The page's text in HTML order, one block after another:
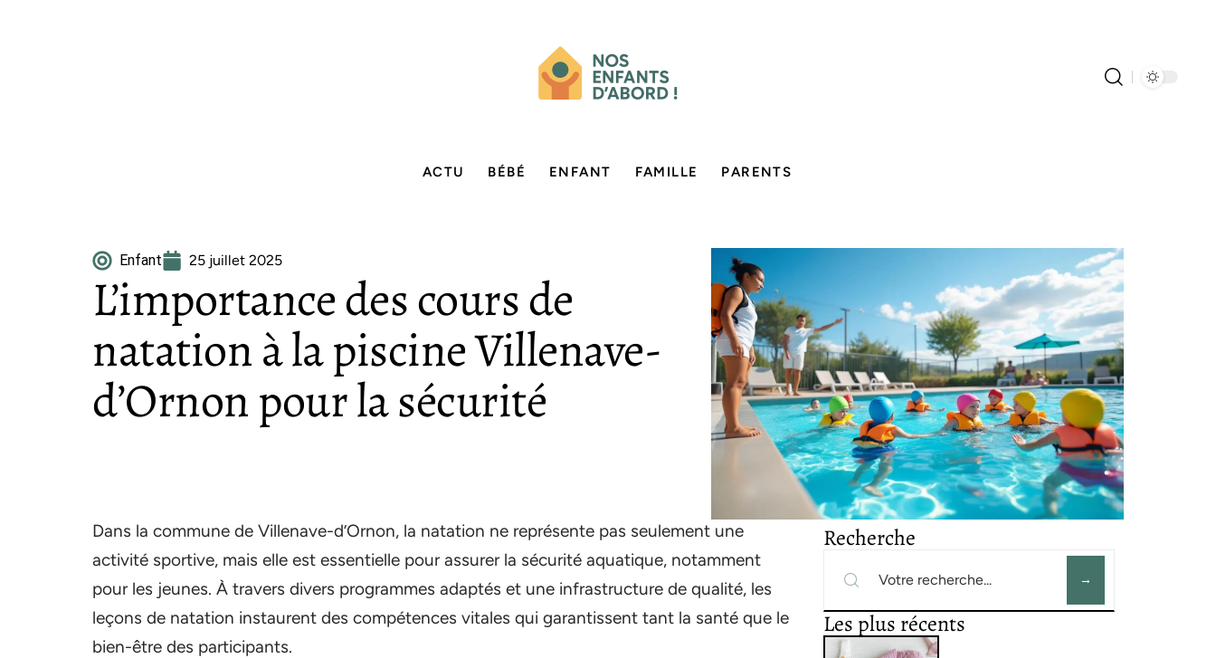
ACTU BÉBÉ ENFANT FAMILLE PARENTS
Enfant 25 juillet 2025
L’importance des cours de
natation à la piscine Villenave-
d’Ornon pour la sécurité
Dans la commune de Villenave-d’Ornon, la natation ne représente pas seulement une
activité sportive, mais elle est essentielle pour assurer la sécurité aquatique, notamment
pour les jeunes. À travers divers programmes adaptés et une infrastructure de qualité, les
leçons de natation instaurent des compétences vitales qui garantissent tant la santé que le
bien-être des participants.
Recherche
Les plus récents